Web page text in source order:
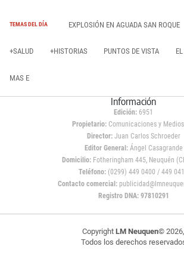
TEMAS DEL DÍA EXPLOSIÓN EN AGUADA SAN ROQUE
+SALUD +HISTORIAS PUNTOS DE VISTA
MAS E
Información
Edición: 6951
Propietario:Comunicaciones y
Director: Juan Carlos Schroeder
Editor General:Ángel Casagrande
Domicilio:Fotheringham 445, Neuquén
Teléfono: (0299) 449 0400 / 449
Contacto comercial:
Registro DNA: 97810291
Copyright LM Neuquen© 2026,
Todos los derechos